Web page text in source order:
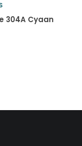
304A Cyaan